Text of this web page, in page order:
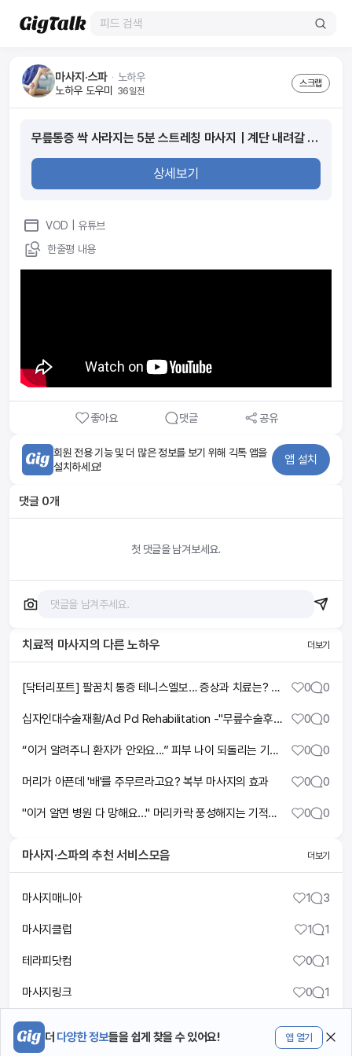
더 다양한 정보들을 쉽게 찾을 수 있어요! 앱 열기
마사지·스파 ᆞ 노하우
노하우 도우미 36일전
스크랩
무릎통증 싹 사라지는 5분 스트레칭 마사지｜계단 내려갈 때 무릎 ‘뚝뚝’ 소리_ 연골 아닙니다｜걸을 수 있을때 꼭 해야하는 스트레칭
상세보기
VOD | 유튜브
한줄평 내용
좋아요 댓글 공유
회원 전용 기능 및 더 많은 정보를 보기 위해 긱톡 앱을
설치하세요!
앱 설치
댓글 0개
첫 댓글을 남겨보세요.
치료적 마사지 의 다른 노하우 더보기
[닥터리포트] 팔꿈치 통증 테니스엘보… 증상과 치료는? ㅣTBC뉴스 0 0
십자인대수술재활/Acl Pcl Rehabilitation -"무릎수술후재활" 0 0
“이거 알려주니 환자가 안와요...” 피부 나이 되돌리는 기적의 성형 마사지! 0 0
머리가 아픈데 '배'를 주무르라고요? 복부 마사지의 효과 0 0
"이거 알면 병원 다 망해요..." 머리카락 풍성해지는 기적의 탈모 마사지! ㅣ탈모 전문 의사가 알려주는 림프 순환 마사지 방법 0 0
마사지·스파의 추천 서비스모음 더보기
마사지매니아 1 3
마사지클럽 1 1
테라피닷컴 0 1
마사지링크 0 1
삼국마사지 0